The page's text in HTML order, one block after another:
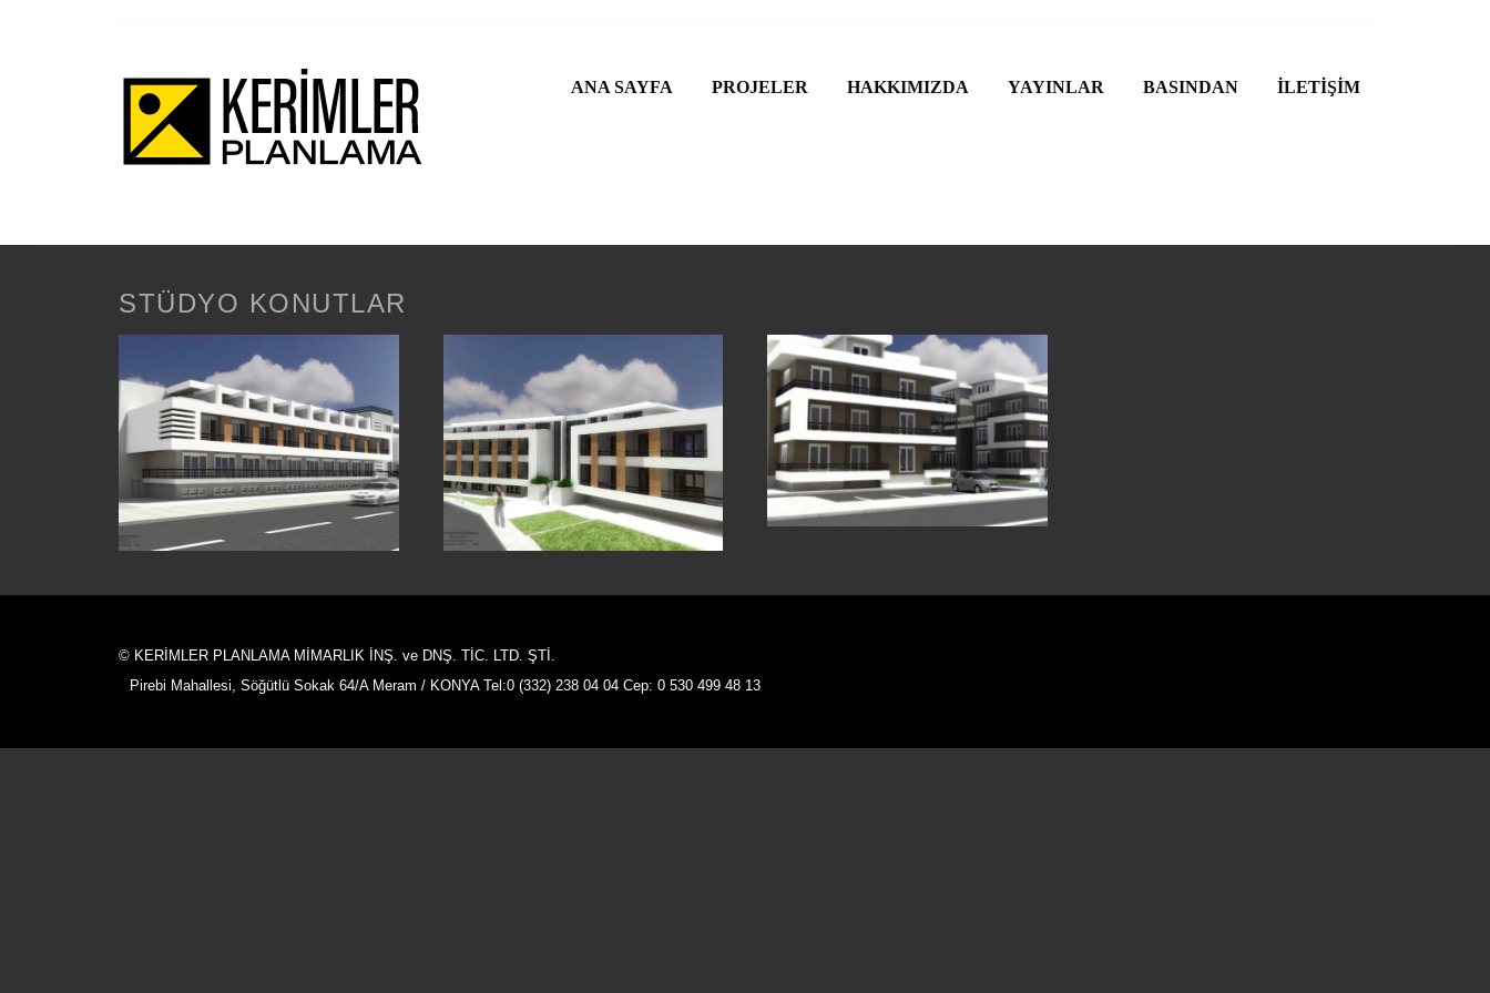
ANA SAYFA PROJELER HAKKIMIZDA YAYINLAR BASINDAN İLETİŞİM
STÜDYO KONUTLAR
YILDIZTEPE,
ŞERAFETTIN STÜDYO
EVLERI
VAV, STÜDYO EVLERI
B KALEM KONUTLARI -
KONYA
© KERİMLER PLANLAMA MİMARLIK İNŞ. ve DNŞ. TİC. LTD. ŞTİ.
Pirebi Mahallesi, Söğütlü Sokak 64/A Meram / KONYA Tel:0 (332) 238 04 04 Cep: 0 530 499 48 13